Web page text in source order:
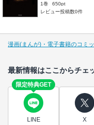
1巻
650pt
レビュー投稿数0件
漫画(まんが)・電子書籍のコミ
最新情報はここからチェ
限定特典GET
LINE X